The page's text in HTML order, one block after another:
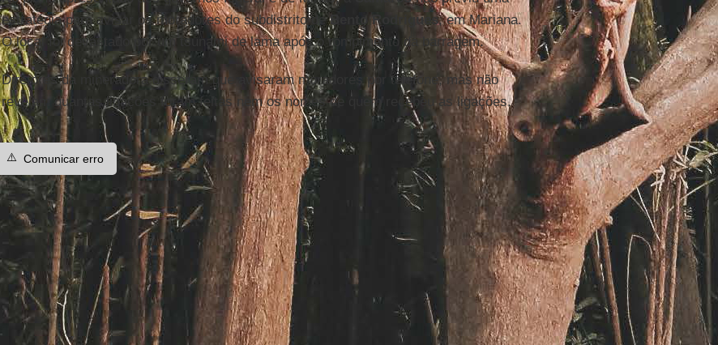
estratégia para avisar os moradores do subdistrito deBento Rodrigues, em Mariana.
O local foi devastado por um tsunami de lama após o rompimento da barragem.
Diretores da mineradora disseram que avisaram moradores por telefone, mas não
revelam quantas ligações foram feitas nem os nomes de quem recebeu as ligações.
⚠️ Comunicar erro